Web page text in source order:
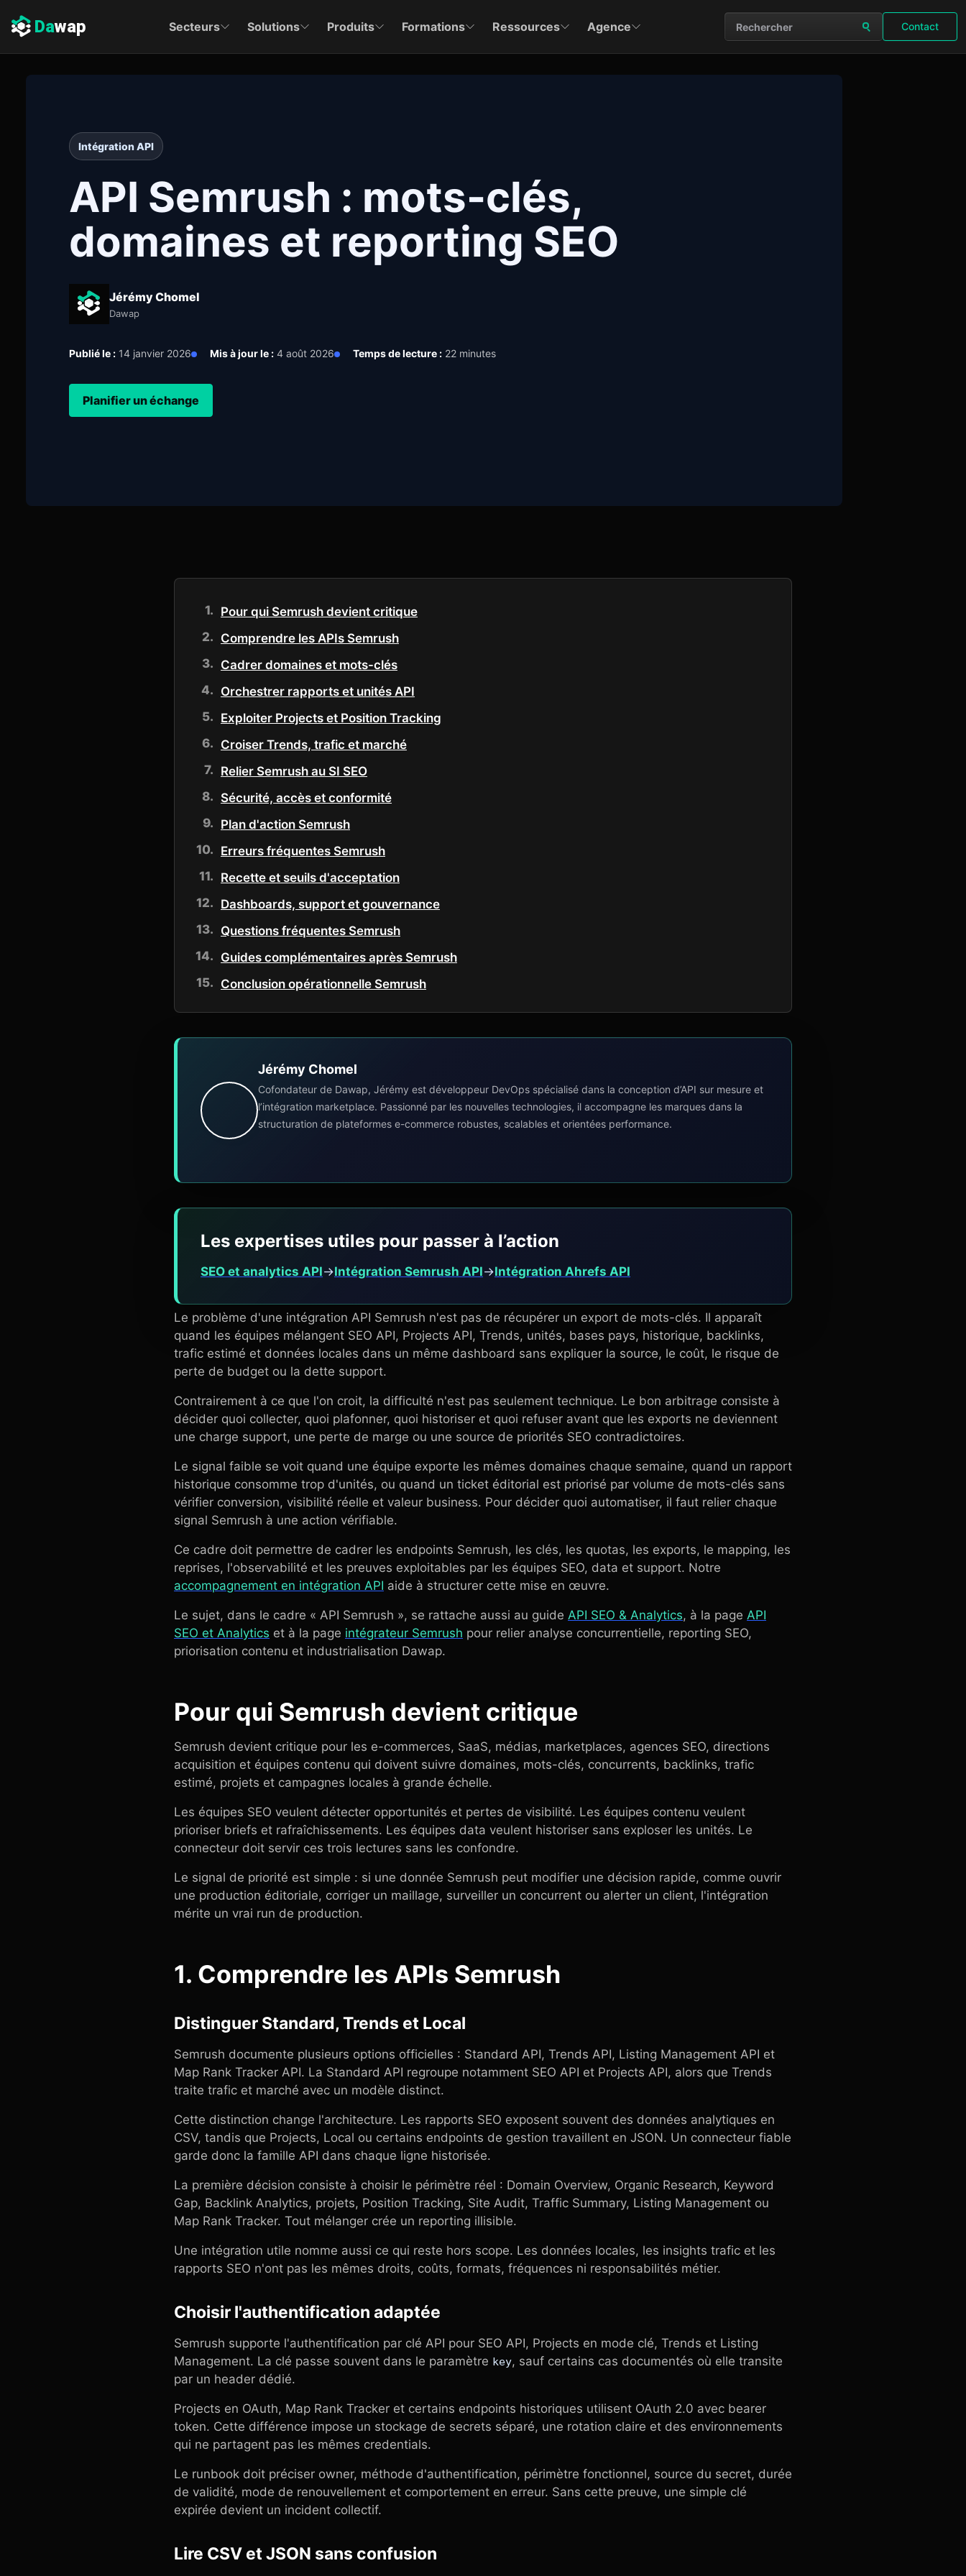
Dawap Secteurs Solutions Produits Formations Ressources Agence
Rechercher sur le site
Contact
Intégration API
API Semrush : mots-clés,
domaines et reporting SEO
Jérémy Chomel
Dawap
Publié le : 14 janvier 2026 Mis à jour le : 4 août 2026 Temps de lecture : 22 minutes
Planifier un échange
Pour qui Semrush devient critique
Comprendre les APIs Semrush
Cadrer domaines et mots-clés
Orchestrer rapports et unités API
Exploiter Projects et Position Tracking
Croiser Trends, trafic et marché
Relier Semrush au SI SEO
Sécurité, accès et conformité
Plan d'action Semrush
Erreurs fréquentes Semrush
Recette et seuils d'acceptation
Dashboards, support et gouvernance
Questions fréquentes Semrush
Guides complémentaires après Semrush
Conclusion opérationnelle Semrush
Jérémy Chomel
Cofondateur de Dawap, Jérémy est développeur DevOps spécialisé dans la conception d’API sur mesure et
l’intégration marketplace. Passionné par les nouvelles technologies, il accompagne les marques dans la
structuration de plateformes e-commerce robustes, scalables et orientées performance.
Les expertises utiles pour passer à l’action
SEO et analytics API→Intégration Semrush API→Intégration Ahrefs API
Le problème d'une intégration API Semrush n'est pas de récupérer un export de mots-clés. Il apparaît
quand les équipes mélangent SEO API, Projects API, Trends, unités, bases pays, historique, backlinks,
trafic estimé et données locales dans un même dashboard sans expliquer la source, le coût, le risque de
perte de budget ou la dette support.
Contrairement à ce que l'on croit, la difficulté n'est pas seulement technique. Le bon arbitrage consiste à
décider quoi collecter, quoi plafonner, quoi historiser et quoi refuser avant que les exports ne deviennent
une charge support, une perte de marge ou une source de priorités SEO contradictoires.
Le signal faible se voit quand une équipe exporte les mêmes domaines chaque semaine, quand un rapport
historique consomme trop d'unités, ou quand un ticket éditorial est priorisé par volume de mots-clés sans
vérifier conversion, visibilité réelle et valeur business. Pour décider quoi automatiser, il faut relier chaque
signal Semrush à une action vérifiable.
Ce cadre doit permettre de cadrer les endpoints Semrush, les clés, les quotas, les exports, le mapping, les
reprises, l'observabilité et les preuves exploitables par les équipes SEO, data et support. Notre
accompagnement en intégration API aide à structurer cette mise en œuvre.
Le sujet, dans le cadre « API Semrush », se rattache aussi au guide API SEO & Analytics, à la page API
SEO et Analytics et à la page intégrateur Semrush pour relier analyse concurrentielle, reporting SEO,
priorisation contenu et industrialisation Dawap.
Pour qui Semrush devient critique
Semrush devient critique pour les e-commerces, SaaS, médias, marketplaces, agences SEO, directions
acquisition et équipes contenu qui doivent suivre domaines, mots-clés, concurrents, backlinks, trafic
estimé, projets et campagnes locales à grande échelle.
Les équipes SEO veulent détecter opportunités et pertes de visibilité. Les équipes contenu veulent
prioriser briefs et rafraîchissements. Les équipes data veulent historiser sans exploser les unités. Le
connecteur doit servir ces trois lectures sans les confondre.
Le signal de priorité est simple : si une donnée Semrush peut modifier une décision rapide, comme ouvrir
une production éditoriale, corriger un maillage, surveiller un concurrent ou alerter un client, l'intégration
mérite un vrai run de production.
1. Comprendre les APIs Semrush
Distinguer Standard, Trends et Local
Semrush documente plusieurs options officielles : Standard API, Trends API, Listing Management API et
Map Rank Tracker API. La Standard API regroupe notamment SEO API et Projects API, alors que Trends
traite trafic et marché avec un modèle distinct.
Cette distinction change l'architecture. Les rapports SEO exposent souvent des données analytiques en
CSV, tandis que Projects, Local ou certains endpoints de gestion travaillent en JSON. Un connecteur fiable
garde donc la famille API dans chaque ligne historisée.
La première décision consiste à choisir le périmètre réel : Domain Overview, Organic Research, Keyword
Gap, Backlink Analytics, projets, Position Tracking, Site Audit, Traffic Summary, Listing Management ou
Map Rank Tracker. Tout mélanger crée un reporting illisible.
Une intégration utile nomme aussi ce qui reste hors scope. Les données locales, les insights trafic et les
rapports SEO n'ont pas les mêmes droits, coûts, formats, fréquences ni responsabilités métier.
Choisir l'authentification adaptée
Semrush supporte l'authentification par clé API pour SEO API, Projects en mode clé, Trends et Listing
Management. La clé passe souvent dans le paramètre key, sauf certains cas documentés où elle transite
par un header dédié.
Projects en OAuth, Map Rank Tracker et certains endpoints historiques utilisent OAuth 2.0 avec bearer
token. Cette différence impose un stockage de secrets séparé, une rotation claire et des environnements
qui ne partagent pas les mêmes credentials.
Le runbook doit préciser owner, méthode d'authentification, périmètre fonctionnel, source du secret, durée
de validité, mode de renouvellement et comportement en erreur. Sans cette preuve, une simple clé
expirée devient un incident collectif.
Lire CSV et JSON sans confusion